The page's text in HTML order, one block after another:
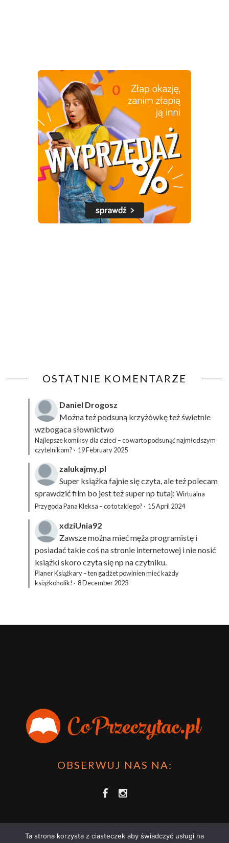
OSTATNIE KOMENTARZE
Daniel Drogosz
Można też podsuną krzyżówkęteż świetnie
wzbogaca słownictwo
Najlepsze komiksy dla dzieci – co warto podsunąć najmłodszym
czytelnikom? · 19 February 2025
zalukajmy.pl
Super książka fajnie się czyta, ale też polecam
sprawdzić film bo jest też super np tutaj: Wirtualna
Przygoda Pana Kleksa – co to takiego? · 15 April 2024
xdziUnia92
Zawsze można mieć męża programistę i
posiadać takie coś na stronie internetowej i nie nosić
książki skoro czyta się np na czytniku.
Planer Książkary – ten gadżet powinien mieć każdy
książkoholik! · 8 December 2023
OBSERWUJ NAS NA:
Ta strona korzysta z ciasteczek aby świadczyć usługi na